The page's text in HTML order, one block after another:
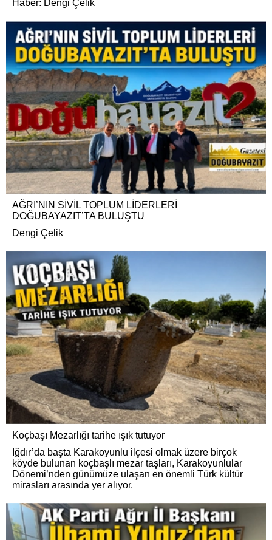
Haber: Dengi Çelik
AĞRI’NIN SİVİL TOPLUM LİDERLERİ
DOĞUBAYAZIT’TA BULUŞTU
Dengi Çelik
Koçbaşı Mezarlığı tarihe ışık tutuyor
Iğdır’da başta Karakoyunlu ilçesi olmak üzere birçok
köyde bulunan koçbaşlı mezar taşları, Karakoyunlular
Dönemi’nden günümüze ulaşan en önemli Türk kültür
mirasları arasında yer alıyor.